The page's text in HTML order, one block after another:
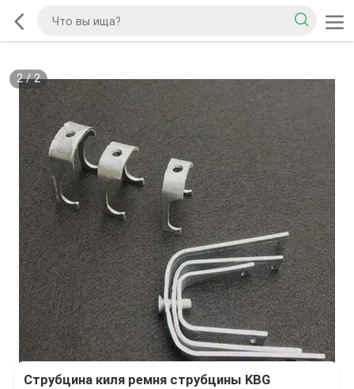
2/2
Струбцина киля ремня струбцины KBG